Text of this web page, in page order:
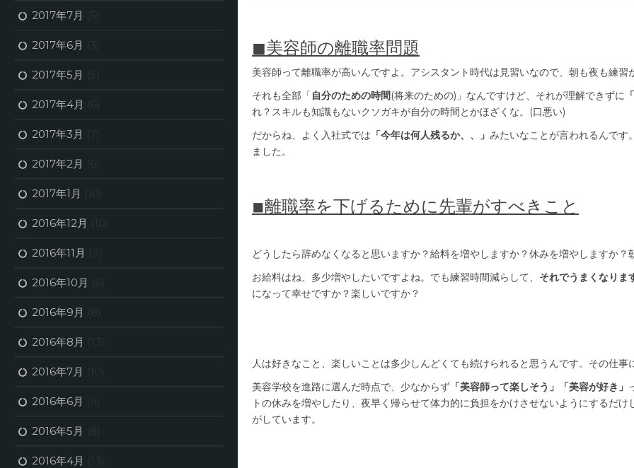
◼︎美容師の離職率問題
美容師って離職率が高いんですよ。アシスタント時代は見習いなので、朝も夜も練
それも全部「自分のための時間(将来のための)」なんですけど、それが理解できずに
れ？スキルも知識もないクソガキが自分の時間とかほざくな。(口悪い)
だからね、よく入社式では 「今年は何人残るか、、」 みたいなことが言われるんです
ました。
◾︎離職率を下げるために先輩がすべきこと
どうしたら辞めなくなると思いますか？給料を増やしますか？休みを増やしますか
お給料はね、多少増やしたいですよね。でも練習時間減らして、 それでうまくなりま
になって幸せですか？楽しいですか？
人は好きなこと、楽しいことは多少しんどくても続けられると思うんです。その仕
美容学校を進路に選んだ時点で、少なからず 「美容師って楽しそう」「美容が好き」
トの休みを増やしたり、夜早く帰らせて体力的に負担をかけさせないようにするだけ
がしています。
2017年7月 (5)
2017年6月 (3)
2017年5月 (5)
2017年4月 (6)
2017年3月 (7)
2017年2月 (6)
2017年1月 (10)
2016年12月 (10)
2016年11月 (9)
2016年10月 (6)
2016年9月 (8)
2016年8月 (13)
2016年7月 (10)
2016年6月 (9)
2016年5月 (8)
2016年4月 (13)